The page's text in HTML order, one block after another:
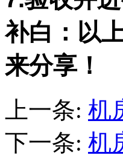
补白：以
来分享！
上一条: 机
下一条: 机